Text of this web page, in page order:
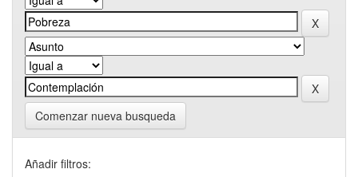
Comenzar nueva busqueda
Añadir filtros: